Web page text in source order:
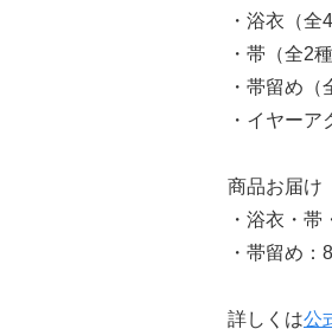
・浴衣（全
・帯（全2
・帯留め（
・イヤー
商品お届け
・浴衣・
・帯留め
詳しくは公